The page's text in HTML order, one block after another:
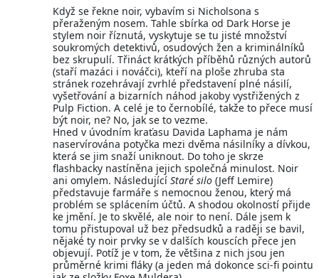
Když se řekne noir, vybavím si Nicholsona s
přeraženým nosem. Tahle sbírka od Dark Horse je
stylem noir říznutá, vyskytuje se tu jisté množství
soukromých detektivů, osudových žen a kriminálníků
bez skrupulí. Třináct krátkých příběhů různých autorů
(staří mazáci i nováčci), kteří na ploše zhruba sta
stránek rozehrávají zvrhlé představení plné násilí,
vyšetřování a bizarních náhod jakoby vystřižených z
Pulp Fiction. A celé je to černobílé, takže to přece musí
být noir, ne? No, jak se to vezme.
Hned v úvodním kraťasu Davida Laphama je nám
naservírována potyčka mezi dvěma násilníky a dívkou,
která se jim snaží uniknout. Do toho je skrze
flashbacky nastíněna jejich společná minulost. Noir
ani omylem. Následující Staré silo (Jeff Lemire)
představuje farmáře s nemocnou ženou, který má
problém se splácením účtů. A shodou okolností přijde
ke jmění. Je to skvělé, ale noir to není. Dále jsem k
tomu přistupoval už bez předsudků a raději se bavil,
nějaké ty noir prvky se v dalších kouscích přece jen
objevují. Potíž je v tom, že většina z nich jsou jen
průměrné krimi fláky (a jeden má dokonce sci-fi pointu